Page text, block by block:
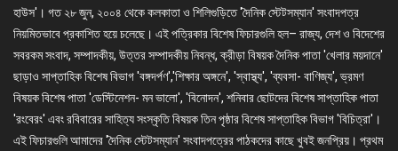
হাউস'। গত ২৮ জুন, ২০০৪ থেকে কলকাতা ও শিলিগুড়িতে 'দৈনিক স্টেটসম্যান' সংবাদপত্র
নিয়মিতভাবে প্রকাশিত হয়ে চলেছে। এই পত্রিকার বিশেষ ফিচারগুলি হল– রাজ্য, দেশ ও বিদেশের
সবরকম সংবাদ, সম্পাদকীয়, উত্তর সম্পাদকীয় নিবন্ধ, ক্রীড়া বিষয়ক দৈনিক পাতা 'খেলার ময়দানে'
ছাড়াও সাপ্তাহিক বিশেষ বিভাগ 'বঙ্গদর্পণ','শিক্ষার অঙ্গনে', 'স্বাস্থ্য', 'ব্যবসা- বাণিজ্য', ভ্রমণ
বিষয়ক বিশেষ পাতা 'ডেস্টিনেশন- মন ভালো', 'বিনোদন', শনিবার ছোটদের বিশেষ সাপ্তাহিক পাতা
'রংবেরং' এবং রবিবারের সাহিত্য সংস্কৃতি বিষয়ক তিন পৃষ্ঠার বিশেষ সাপ্তাহিক বিভাগ 'বিচিত্রা'।
এই ফিচারগুলি আমাদের 'দৈনিক স্টেটসম্যান' সংবাদপত্রের পাঠকদের কাছে খুবই জনপ্রিয়। প্রথম